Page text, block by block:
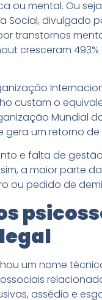
ou mental. Ou
Social, divulgado
transtornos
cresceram
custam o
Mundial
gera um retorno
e falta de
a maior parte
ou pedido de
um nome
assédio e